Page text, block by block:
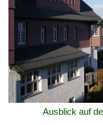
Ausblick auf